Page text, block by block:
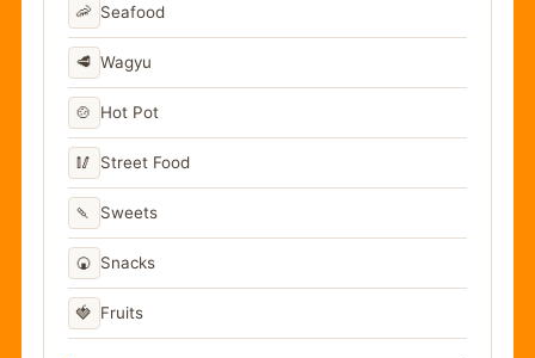
🦐 Seafood
🥩 Wagyu
🍲 Hot Pot
🥢 Street Food
🍡 Sweets
🍘 Snacks
🍓 Fruits